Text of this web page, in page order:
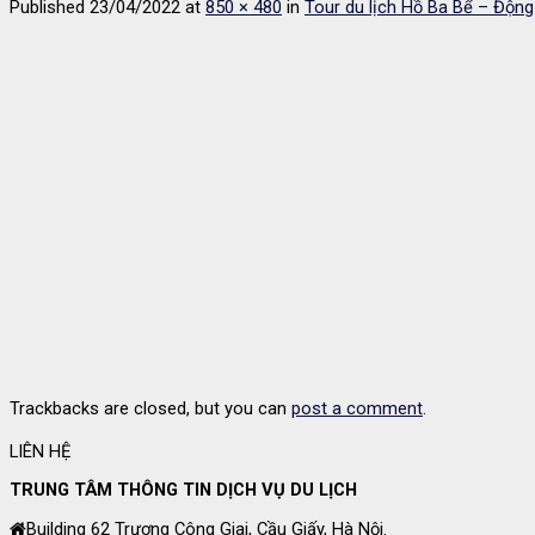
Published 23/04/2022 at 850 × 480 in Tour du lịch Hồ Ba Bể –
Trackbacks are closed, but you can post a comment
LIÊN HỆ
TRUNG TÂM THÔNG TIN DỊCH VỤ DU LỊCH
Building 62 Trương Công Giai, Cầu Giấy, Hà Nội.